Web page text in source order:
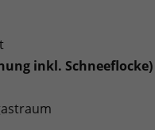
inkl. Schneeflocke)